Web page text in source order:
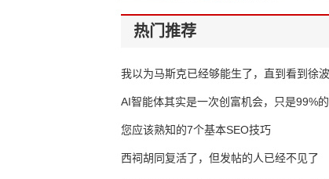
热门推荐
我以为马斯克已经够能生了，直到看到
AI智能体其实是一次创富机会，只是99%
错过了
您应该熟知的7个基本SEO技巧
西祠胡同复活了，但发帖的人已经不见了